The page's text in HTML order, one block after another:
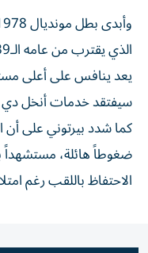
يعد ينافس على أعلى
سيفتقد خدمات أنخل دي
كما شدد بيرتوني على
الاحتفاظ باللقب رغم